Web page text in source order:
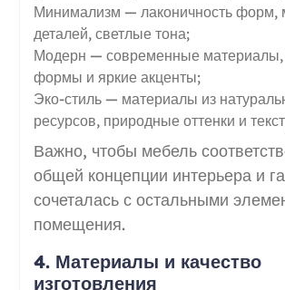
Минимализм — лаконичность форм,
деталей, светлые тона;
Модерн — современные
формы и яркие акценты;
Эко-стиль — материалы из
ресурсов, природные оттенки и
Важно, чтобы мебель
общей концепции интерьера и
сочеталась с остальными
помещения.
4. Материалы и качество
изготовления